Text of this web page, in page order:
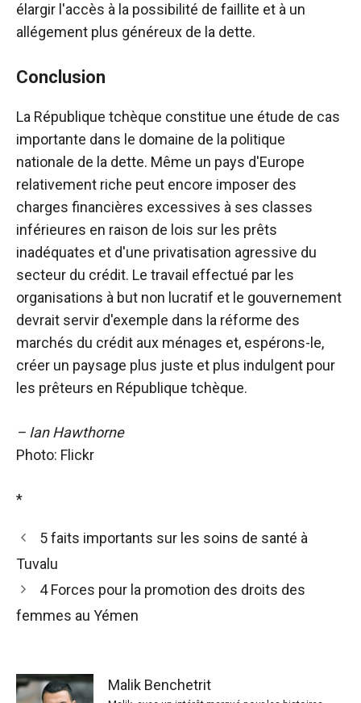
élargir l'accès à la possibilité de faillite et à un
allégement plus généreux de la dette.
Conclusion
La République tchèque constitue une étude de cas
importante dans le domaine de la politique
nationale de la dette. Même un pays d'Europe
relativement riche peut encore imposer des
charges financières excessives à ses classes
inférieures en raison de lois sur les prêts
inadéquates et d'une privatisation agressive du
secteur du crédit. Le travail effectué par les
organisations à but non lucratif et le gouvernement
devrait servir d'exemple dans la réforme des
marchés du crédit aux ménages et, espérons-le,
créer un paysage plus juste et plus indulgent pour
les prêteurs en République tchèque.
– Ian Hawthorne
Photo: Flickr
*
5 faits importants sur les soins de santé à
Tuvalu
4 Forces pour la promotion des droits des
femmes au Yémen
Malik Benchetrit